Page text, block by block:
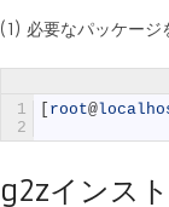
(1) 必要なパッケージ
1
2
root@
g2zインス